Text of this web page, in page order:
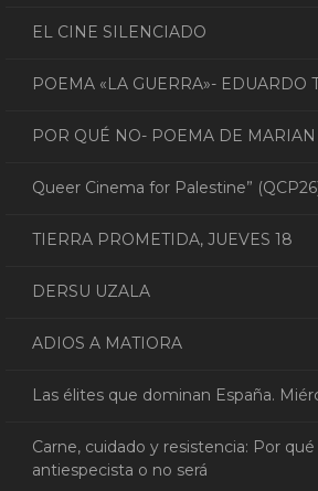
EL CINE SILENCIADO
POEMA «LA GUERRA»- EDUARDO
POR QUÉ NO- POEMA DE MARIAN
Queer Cinema for Palestine”
TIERRA PROMETIDA, JUEVES 18
DERSU UZALA
ADIOS A MATIORA
Las élites que dominan España.
Carne, cuidado y resistencia: Por
antiespecista o no será